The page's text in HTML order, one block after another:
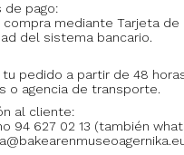
de pago:
compra mediante Tarjeta
del sistema bancario.
tu pedido a partir de 48
o agencia de transporte.
al cliente:
94 627 02 13 (también